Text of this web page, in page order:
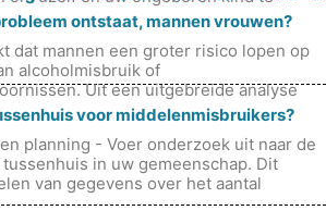
ontstaat, mannen vrouwen?
dat mannen een groter risico lopen op
alcoholmisbruik of
Uit een uitgebreide analyse
Wereldgezondvoor middelenmisbruikers?
planning - Voer onderzoek uit naar de
in uw gemeenschap. Dit
van gegevens over het aantal
met mid